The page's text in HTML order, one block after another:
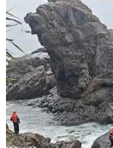
Bơm xăng cho phương
Giá dầu châu Á
khi đợt bán tháo
mức thấp nhất
những bất ổn về